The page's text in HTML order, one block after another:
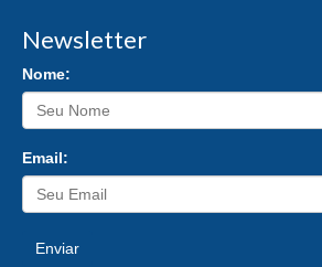
Newsletter
Nome:
Email:
Enviar